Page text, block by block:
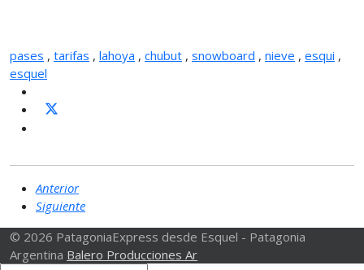
pases , tarifas , lahoya , chubut , snowboard , nieve , esqui ,
esquel
Anterior
Siguiente
© 2026 PatagoniaExpress desde Esquel - Patagonia
Argentina Balero Producciones Ar